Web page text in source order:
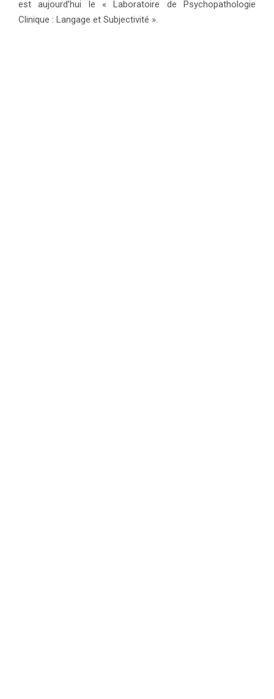
est aujourd’hui le « Laboratoire de Psychopathologie
Clinique : Langage et Subjectivité ».